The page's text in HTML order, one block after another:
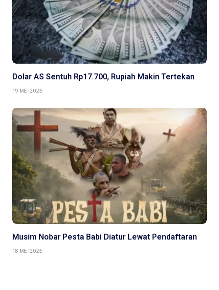
Dolar AS Sentuh Rp17.700, Rupiah Makin Tertekan
19 MEI 2026
Musim Nobar Pesta Babi Diatur Lewat Pendaftaran
18 MEI 2026